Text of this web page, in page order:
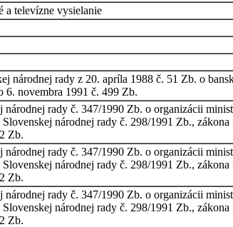
a televízne vysielanie
národnej rady z 20. apríla 1988 č. 51 Zb. o
6. novembra 1991 č. 499 Zb.
rady č. 347/1990 Zb. o organizácii
národnej rady č. 298/1991 Zb.,
Zb.
rady č. 347/1990 Zb. o organizácii
národnej rady č. 298/1991 Zb.,
Zb.
rady č. 347/1990 Zb. o organizácii
národnej rady č. 298/1991 Zb.,
Zb.